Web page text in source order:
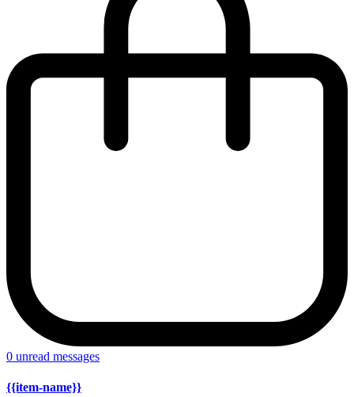
0 unread messages
{{item-name}}